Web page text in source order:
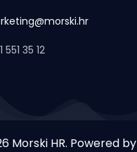
551 35 12
Morski HR. Powered by